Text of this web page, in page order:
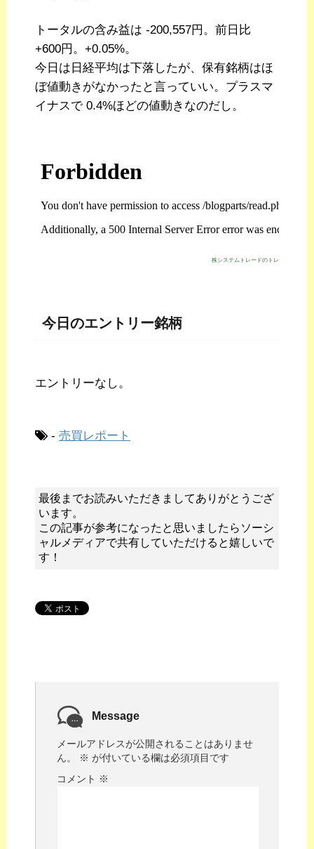
トータルの含み益は -200,557円。前日比
+600円。+0.05%。
今日は日経平均は下落したが、保有銘柄はほ
ぼ値動きがなかったと言っていい。プラスマ
イナスで 0.4%ほどの値動きなのだし。
株システムトレードのトレジスタ・ス
今日のエントリー銘柄
エントリーなし。
- 売買レポート
最後までお読みいただきましてありがとうござ
います。
この記事が参考になったと思いましたらソーシ
ャルメディアで共有していただけると嬉しいで
す！
Message
メールアドレスが公開されることはありませ
ん。
※ が付いている欄は必須項目です
コメント ※